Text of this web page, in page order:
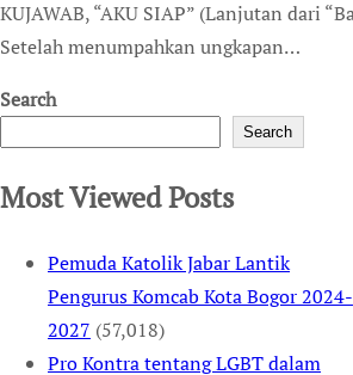
KUJAWAB, “AKU SIAP” (Lanjutan dari “Bayi Yesus, aku cemburu padaMu”) SImply da Flores, Harmony Institute
Setelah menumpahkan ungkapan…
Search
Search
Most Viewed Posts
Pemuda Katolik Jabar Lantik
Pengurus Komcab Kota Bogor 2024-
2027 (57,018)
Pro Kontra tentang LGBT dalam